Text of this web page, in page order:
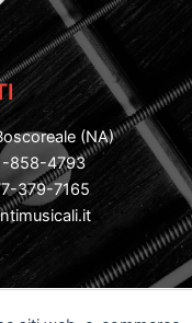
(NA)
858-4793
379-7165